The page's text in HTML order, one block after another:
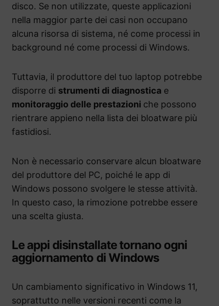
disco. Se non utilizzate, queste applicazioni
nella maggior parte dei casi non occupano
alcuna risorsa di sistema, né come processi in
background né come processi di Windows.
Tuttavia, il produttore del tuo laptop potrebbe
disporre di strumenti di diagnostica e
monitoraggio delle prestazioni che possono
rientrare appieno nella lista dei bloatware più
fastidiosi.
Non è necessario conservare alcun bloatware
del produttore del PC, poiché le app di
Windows possono svolgere le stesse attività.
In questo caso, la rimozione potrebbe essere
una scelta giusta.
Le appi disinstallate tornano ogni
aggiornamento di Windows
Un cambiamento significativo in Windows 11,
soprattutto nelle versioni recenti come la